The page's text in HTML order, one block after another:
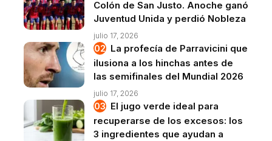
Colón de San Justo. Anoche ganó
Juventud Unida y perdió Nobleza
julio 17, 2026
La profecía de Parravicini que
ilusiona a los hinchas antes de
las semifinales del Mundial 2026
julio 17, 2026
El jugo verde ideal para
recuperarse de los excesos: los
3 ingredientes que ayudan a